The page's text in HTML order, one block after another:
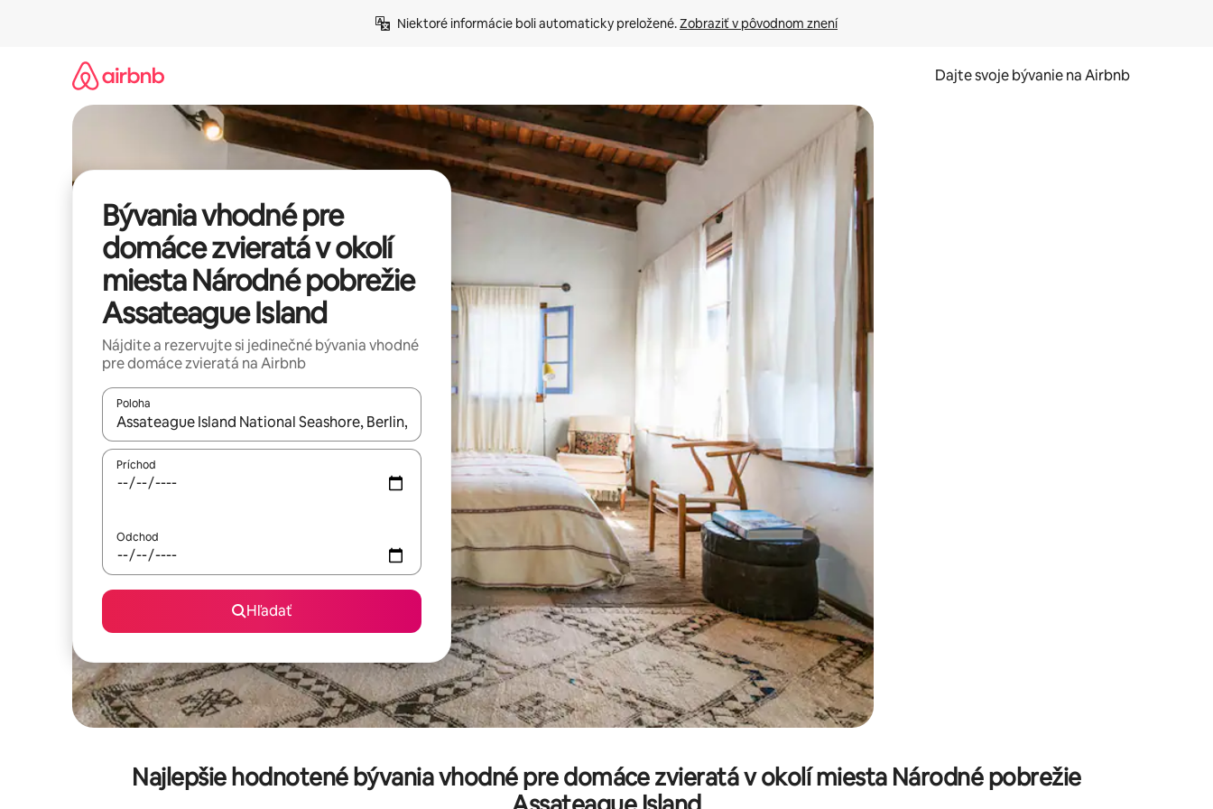
Niektoré informácie boli automaticky preložené. Zobraziť v pôvodnom znení
Dajte svoje bývanie na Airbnb
Bývania vhodné pre
domáce zvieratá v okolí
miesta Národné pobrežie
Assateague Island
Nájdite a rezervujte si jedinečné bývania vhodné
pre domáce zvieratá na Airbnb
Poloha
Keď budú výsledky k dispozícii, môžete si ich prechádzať pomocou klávesov so šípkami nahor a nadol alebo ich preskúmať pomocou dotykových gest či potiahnutia prstom.
Príchod
Odchod
Hľadať
Najlepšie hodnotené bývania vhodné pre domáce zvieratá v okolí miesta Národné pobrežie